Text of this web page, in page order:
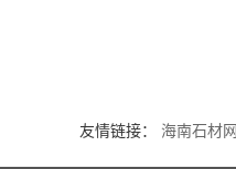
友情链接： 海南石材网